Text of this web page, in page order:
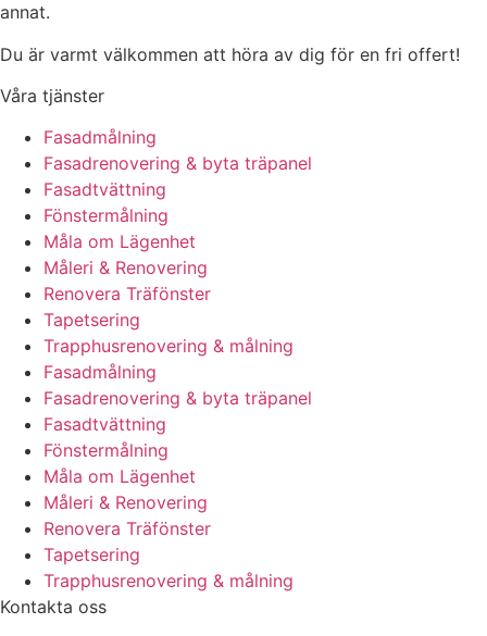
annat.
Du är varmt välkommen att höra av dig för en fri offert!
Våra tjänster
Fasadmålning
Fasadrenovering & byta träpanel
Fasadtvättning
Fönstermålning
Måla om Lägenhet
Måleri & Renovering
Renovera Träfönster
Tapetsering
Trapphusrenovering & målning
Fasadmålning
Fasadrenovering & byta träpanel
Fasadtvättning
Fönstermålning
Måla om Lägenhet
Måleri & Renovering
Renovera Träfönster
Tapetsering
Trapphusrenovering & målning
Kontakta oss